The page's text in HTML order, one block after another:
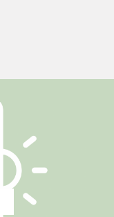
NEWS